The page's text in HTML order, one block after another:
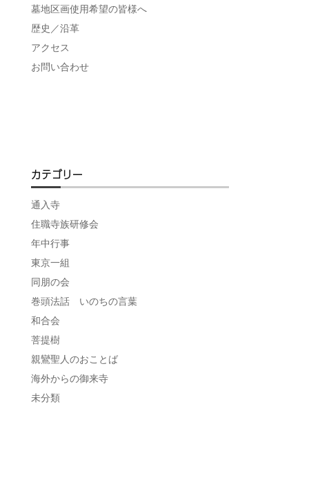
墓地区画使用希望の皆様へ
歴史／沿革
アクセス
お問い合わせ
カテゴリー
通入寺
住職寺族研修会
年中行事
東京一組
同朋の会
巻頭法話 いのちの言葉
和合会
菩提樹
親鸞聖人のおことば
海外からの御来寺
未分類